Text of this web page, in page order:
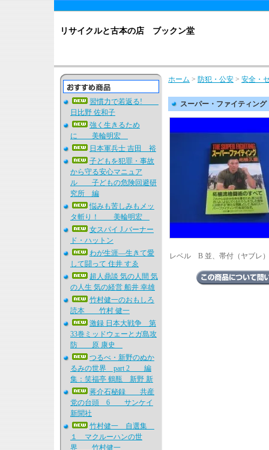
リサイクルと古本の店 ブックン堂
習慣力で若返る!
日比野 佐和子
強く生きるため
に 美輪明宏
日本軍兵士 吉田 裕
子どもを犯罪・事故
から守る安心マニュア
ル 子どもの危険回避研
究所 編
悩みも苦しみもメッ
タ斬り！ 美輪明宏
女スパイ J.バーナー
ド・ハットン
わが生涯―生きて愛
して闘って 住井 すゑ
超人鼎談 気の人間 気
の人生 気の経営 船井 幸雄
竹村健一のおもしろ
読本 竹村 健一
激録 日本大戦争 第
33巻ミッドウェーとガ島攻
防 原 康史
つるべ・新野のぬか
るみの世界 part 2 編
集：笑福亭 鶴瓶 新野 新
蒋介石秘録 共産
党の台頭 6 サンケイ
新聞社
竹村健一 自選集
１ マクルーハンの世
界 竹村健一
ホーム > 防犯・公安 > 安全・
スーパー・ファイティ
レベル B 並、帯付（ヤブレ